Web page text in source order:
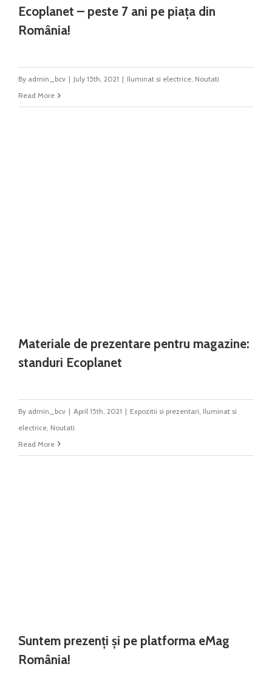
Ecoplanet – peste 7 ani pe piața din
România!
By admin_bcv | July 15th, 2021 | Iluminat si electrice, Noutati
Read More
Materiale de prezentare pentru magazine:
standuri Ecoplanet
By admin_bcv | April 15th, 2021 | Expozitii si prezentari Iluminat si
electrice Noutati
Read More
Suntem prezenți și pe platforma eMag
România!